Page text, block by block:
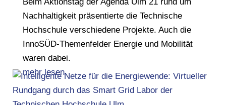
Nachhaltigkeit präsentierte die Technische
Hochschule verschiedene Projekte. Auch die
InnoSÜD-Themenfelder Energie und Mobilität
waren dabei.
mehr lesen